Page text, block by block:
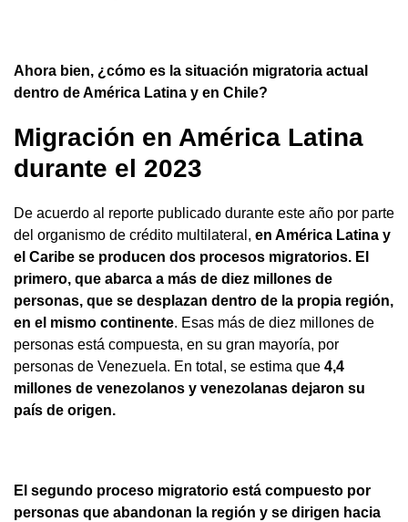
Ahora bien, ¿cómo es la situación migratoria actual
dentro de América Latina y en Chile?
Migración en América Latina
durante el 2023
De acuerdo al reporte publicado durante este año por parte
del organismo de crédito multilateral, en América Latina y
el Caribe se producen dos procesos migratorios. El
primero, que abarca a más de diez millones de
personas, que se desplazan dentro de la propia región,
en el mismo continente. Esas más de diez millones de
personas está compuesta, en su gran mayoría, por
personas de Venezuela. En total, se estima que 4,4
millones de venezolanos y venezolanas dejaron su
país de origen.
El segundo proceso migratorio está compuesto por
personas que abandonan la región y se dirigen hacia